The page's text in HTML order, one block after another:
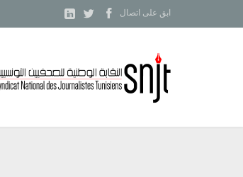
ابق على اتصال 

